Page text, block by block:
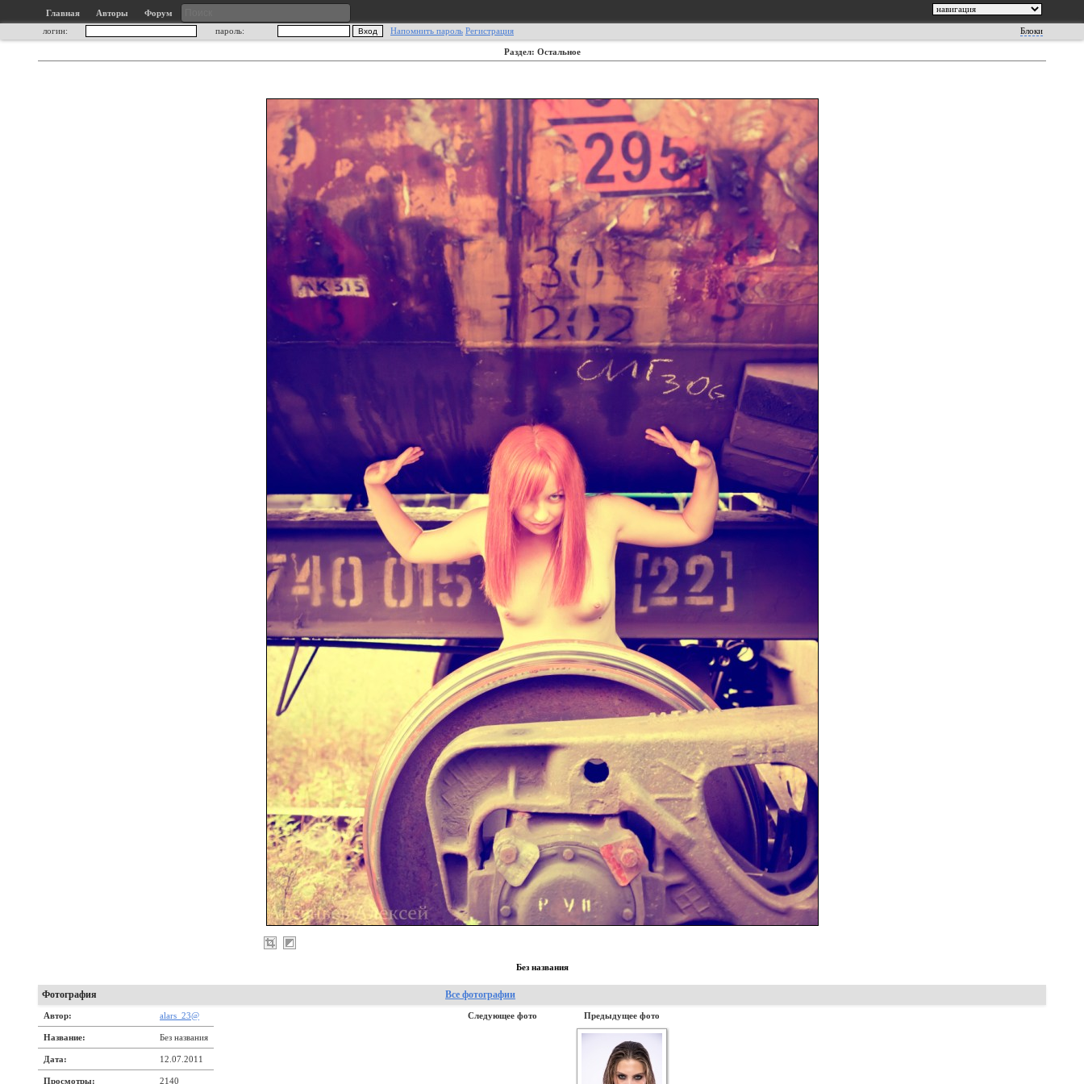
Главная Авторы
Форум
логин:
пароль: Напомнить пароль Регистрация Блоки
Раздел: Остальное
Без названия
Фотография Все фотографии
Автор: alars_23@
Название: Без названия
Дата: 12.07.2011
Просмотры: 2140
Следующее фото Предыдущее фото